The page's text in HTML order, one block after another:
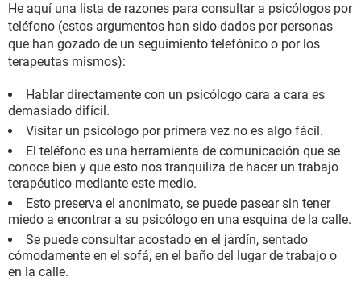
He aquí una lista de razones para consultar a psicólogos por
teléfono (estos argumentos han sido dados por personas
que han gozado de un seguimiento telefónico o por los
terapeutas mismos):
Hablar directamente con un psicólogo cara a cara es
demasiado difícil.
Visitar un psicólogo por primera vez no es algo fácil.
El teléfono es una herramienta de comunicación que se
conoce bien y que esto nos tranquiliza de hacer un trabajo
terapéutico mediante este medio.
Esto preserva el anonimato, se puede pasear sin tener
miedo a encontrar a su psicólogo en una esquina de la calle.
Se puede consultar acostado en el jardín, sentado
cómodamente en el sofá, en el baño del lugar de trabajo o
en la calle.